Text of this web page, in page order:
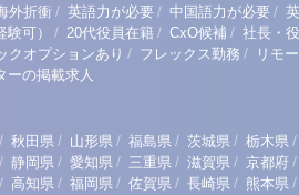
外折衝 / 英語力が必要 / 中国語力が必要 /
可） / 20代役員在籍 / CxO候補 / 社長・
クオプションあり / フレックス勤務 / リモ
ーの掲載求人
/ 秋田県 / 山形県 / 福島県 / 茨城県 / 栃木県 /
/ 静岡県 / 愛知県 / 三重県 / 滋賀県 / 京都府 /
/ 高知県 / 福岡県 / 佐賀県 / 長崎県 / 熊本県 /